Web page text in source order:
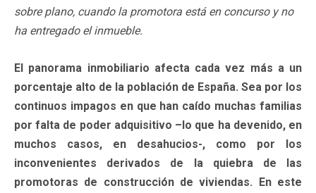
sobre plano, cuando la promotora está en concurso y no
ha entregado el inmueble.
El panorama inmobiliario afecta cada vez más a un
porcentaje alto de la población de España. Sea por los
continuos impagos en que han caído muchas familias
por falta de poder adquisitivo –lo que ha devenido, en
muchos casos, en desahucios-, como por los
inconvenientes derivados de la quiebra de las
promotoras de construcción de viviendas. En este